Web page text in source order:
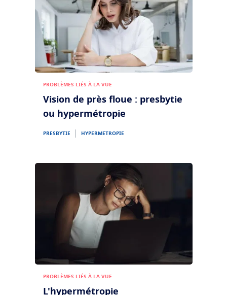
PROBLÈMES LIÉS À LA VUE
Vision de près floue : presbytie
ou hypermétropie
PRESBYTIE HYPERMETROPIE
PROBLÈMES LIÉS À LA VUE
L'hypermétropie